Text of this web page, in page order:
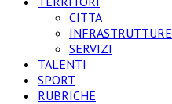
CITTA
INFRASTRUTTURE
SERVIZI
TALENTI
SPORT
RUBRICHE